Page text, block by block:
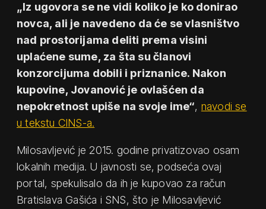
„Iz ugovora se ne vidi koliko je ko donirao
novca, ali je navedeno da će se vlasništvo
nad prostorijama deliti prema visini
uplaćene sume, za šta su članovi
konzorcijuma dobili i priznanice. Nakon
kupovine, Jovanović je ovlašćen da
nepokretnost upiše na svoje ime“, navodi se
u tekstu CINS-a.
Milosavljević je 2015. godine privatizovao osam
lokalnih medija. U javnosti se, podseća ovaj
portal, spekulisalo da ih je kupovao za račun
Bratislava Gašića i SNS, što je Milosavljević